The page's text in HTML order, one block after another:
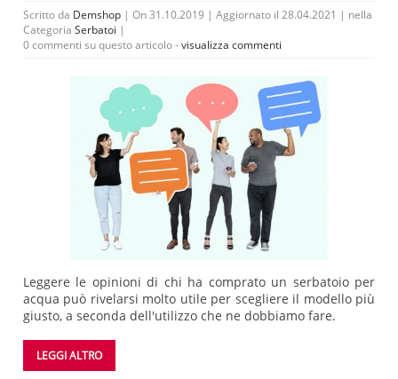
Scritto da Demshop | On 31.10.2019 | Aggiornato il 28.04.2021 | nella
Categoria Serbatoi |
0 commenti su questo articolo -visualizza commenti
Leggere le opinioni di chi ha comprato un serbatoio per
acqua può rivelarsi molto utile per scegliere il modello più
giusto, a seconda dell'utilizzo che ne dobbiamo fare.
LEGGI ALTRO